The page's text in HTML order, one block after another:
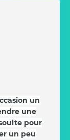
un
une
pour
un peu